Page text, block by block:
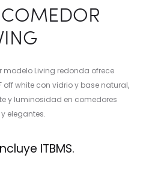
modelo Living redonda ofrece
off white con vidrio y base natural,
y luminosidad en comedores
elegantes.
ITBMS.